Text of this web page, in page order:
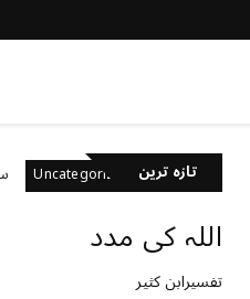
تازہ ترینUncategorized سوشل
اللہ ‏کی ‏مدد
تفسیرابن کثیر